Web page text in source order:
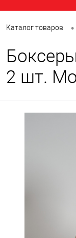
Каталог товаров •
2 шт.